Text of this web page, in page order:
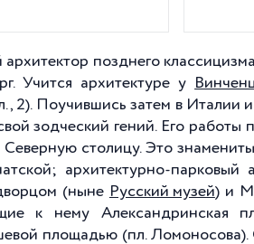
позднего
Учится архитектуре у
2). Поучившись затем в Италии
зодческий гений. Его
столицу. Это
архитектурно-парковый
(ныне Русский музей) и
к нему Александринская
площадью (пл. Ломоносова).